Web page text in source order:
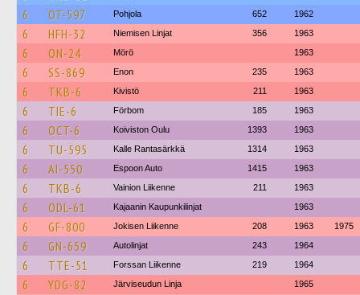
6 OT-597 Pohjola 652 1962
6 HFH-32 Niemisen Linjat 356 1963
6 ON-24 Mörö 1963
6 SS-869 Enon 235 1963
6 TKB-6 Kivistö 211 1963
6 TIE-6 Förbom 185 1963
6 OCT-6 Koiviston Oulu 1393 1963
6 TU-595 Kalle Rantasärkkä 1314 1963
6 AI-550 Espoon Auto 1415 1963
6 TKB-6 Vainion Liikenne 211 1963
6 ODL-61 Kajaanin Kaupunkilinjat 1963
6 GF-800 Jokisen Liikenne 208 1963 1975
6 GN-659 Autolinjat 243 1964
6 TTE-51 Forssan Liikenne 219 1964
6 YDG-82 Järviseudun Linja 1965